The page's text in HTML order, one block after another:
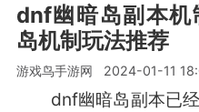
dnf幽暗岛副本
岛机制玩法推荐
游戏鸟手游网 2024-01-11
dnf幽暗岛副本已经